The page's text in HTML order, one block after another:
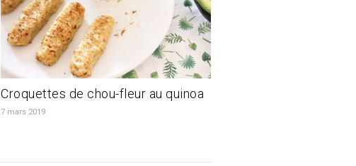
Croquettes de chou-fleur au quinoa
7 mars 2019